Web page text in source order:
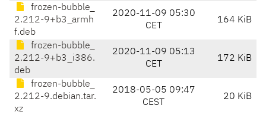
frozen-bubble_
2.212-9+b3_armh
f.deb
2020-11-09 05:30
CET
164 KiB
frozen-bubble_
2.212-9+b3_i386.
deb
2020-11-09 05:13
CET
172 KiB
frozen-bubble_
2.212-9.debian.tar.
xz
2018-05-05 09:47
CEST
20 KiB